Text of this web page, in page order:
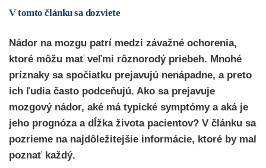
V tomto článku sa dozviete
Nádor na mozgu patrí medzi závažné ochorenia,
ktoré môžu mať veľmi rôznorodý priebeh. Mnohé
príznaky sa spočiatku prejavujú nenápadne, a preto
ich ľudia často podceňujú. Ako sa prejavuje
mozgový nádor, aké má typické symptómy a aká je
jeho prognóza a dĺžka života pacientov? V článku sa
pozrieme na najdôležitejšie informácie, ktoré by mal
poznať každý.